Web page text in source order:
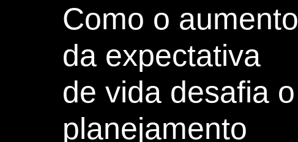
Como o aumento
da expectativa
de vida desafia o
planejamento